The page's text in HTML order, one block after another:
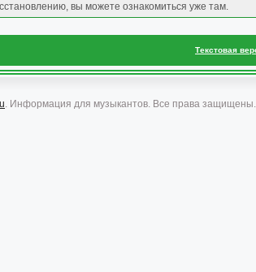
вы можете ознакомиться уже там.
Текстовая
. Информация для музыкантов. Все права защищены.